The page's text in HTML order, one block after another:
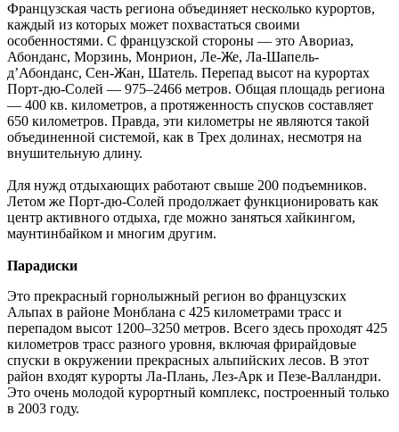
Французская часть региона объединяет несколько курортов,
каждый из которых может похвастаться своими
особенностями. С французской стороны — это Авориаз,
Абонданс, Морзинь, Монрион, Ле-Же, Ла-Шапель-
д’Абонданс, Сен-Жан, Шатель. Перепад высот на курортах
Порт-дю-Солей — 975–2466 метров. Общая площадь региона
— 400 кв. километров, а протяженность спусков составляет
650 километров. Правда, эти километры не являются такой
объединенной системой, как в Трех долинах, несмотря на
внушительную длину.
Для нужд отдыхающих работают свыше 200 подъемников.
Летом же Порт-дю-Солей продолжает функционировать как
центр активного отдыха, где можно заняться хайкингом,
маунтинбайком и многим другим.
Парадиски
Это прекрасный горнолыжный регион во французских
Альпах в районе Монблана с 425 километрами трасс и
перепадом высот 1200–3250 метров. Всего здесь проходят 425
километров трасс разного уровня, включая фрирайдовые
спуски в окружении прекрасных альпийских лесов. В этот
район входят курорты Ла-Плань, Лез-Арк и Пезе-Валландри.
Это очень молодой курортный комплекс, построенный только
в 2003 году.